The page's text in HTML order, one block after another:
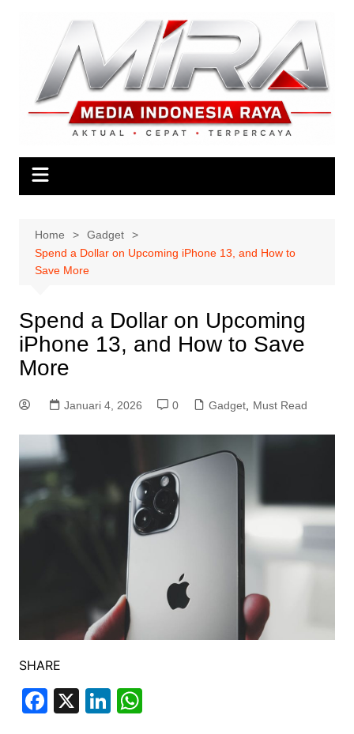
Home
Gadget
Spend a Dollar on Upcoming iPhone 13, and How to
Save More
Spend a Dollar on Upcoming
iPhone 13, and How to Save
More
Januari 4, 2026 0 Gadget, Must Read
SHARE
F X Li W